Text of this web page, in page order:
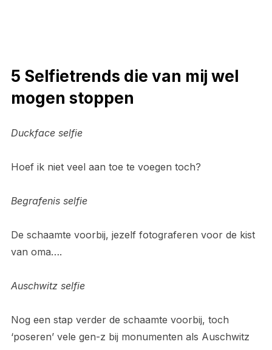
5 Selfietrends die van mij wel
mogen stoppen
Duckface selfie
Hoef ik niet veel aan toe te voegen toch?
Begrafenis selfie
De schaamte voorbij, jezelf fotograferen voor de kist
van oma….
Auschwitz selfie
Nog een stap verder de schaamte voorbij, toch
‘poseren’ vele gen-z bij monumenten als Auschwitz